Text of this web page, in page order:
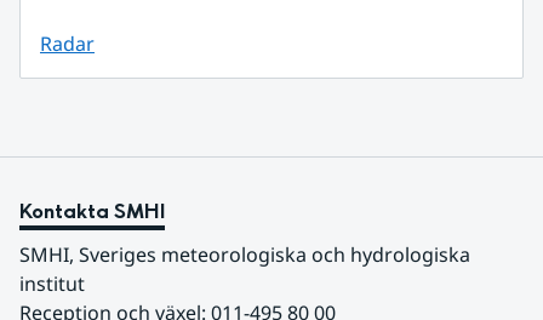
Radar
Kontakta SMHI
SMHI, Sveriges meteorologiska och hydrologiska
institut
Reception och växel: 011-495 80 00